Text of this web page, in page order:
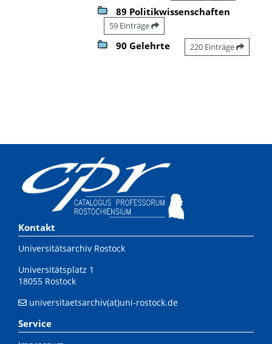
89 Politikwissenschaften
59 Einträge
90 Gelehrte 220 Einträge
Kontakt
Universitätsarchiv Rostock
Universitätsplatz 1
18055 Rostock
universitaetsarchiv(at)uni-rostock.de
Service